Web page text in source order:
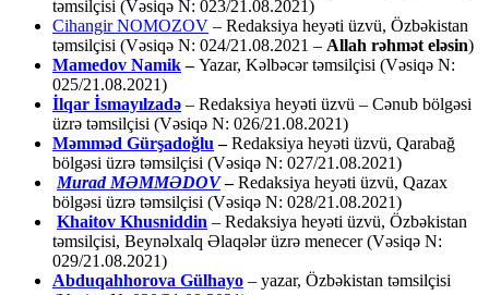
təmsilçisi (Vəsiqə N: 023/21.08.2021)
Cihangir NOMOZOV – Redaksiya heyəti üzvü, Özbəkistan
təmsilçisi (Vəsiqə N: 024/21.08.2021 – Allah rəhmət eləsin)
Mamedov Namik–Yazar, Kəlbəcər təmsilçisi (Vəsiqə N:
025/21.08.2021)
İlqar İsmayılzadə – Redaksiya heyəti üzvü – Cənub bölgəsi
üzrə təmsilçisi (Vəsiqə N: 026/21.08.2021)
Məmməd Gürşadoğlu –Redaksiya heyəti üzvü, Qarabağ
bölgəsi üzrə təmsilçisi (Vəsiqə N: 027/21.08.2021)
Murad MƏMMƏDOV –Redaksiya heyəti üzvü, Qazax
bölgəsi üzrə təmsilçisi (Vəsiqə N: 028/21.08.2021)
Khaitov Khusniddin – Redaksiya heyəti üzvü, Özbəkistan
təmsilçisi, Beynəlxalq Əlaqələr üzrə menecer (Vəsiqə N:
029/21.08.2021)
Abduqahhorova Gülhayo – yazar, Özbəkistan təmsilçisi